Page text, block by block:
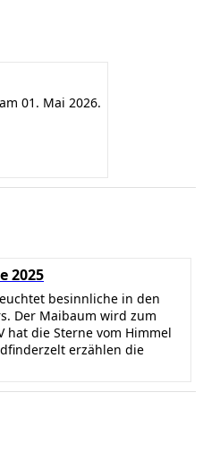
01. Mai 2026.
2025
besinnliche in den
Der Maibaum wird zum
hat die Sterne vom Himmel
erzählen die